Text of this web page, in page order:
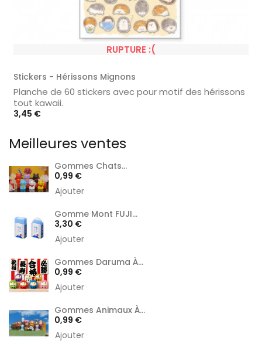
RUPTURE :(
Stickers - Hérissons Mignons
Planche de 60 stickers avec pour motif des hérissons
tout kawaii.
Prix
3,45 €
Meilleures ventes
Gommes Chats...
Prix
0,99 €
Ajouter
Gomme Mont FUJI...
Prix
3,30 €
Ajouter
Gommes Daruma À...
Prix
0,99 €
Ajouter
Gommes Animaux À...
Prix
0,99 €
Ajouter